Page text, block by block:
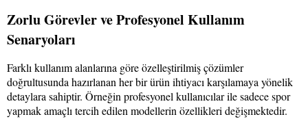
Zorlu Görevler ve Profesyonel Kullanım
Senaryoları
Farklı kullanım alanlarına göre özelleştirilmiş çözümler
doğrultusunda hazırlanan her bir ürün ihtiyacı karşılamaya yönelik
detaylara sahiptir. Örneğin profesyonel kullanıcılar ile sadece spor
yapmak amaçlı tercih edilen modellerin özellikleri değişmektedir.